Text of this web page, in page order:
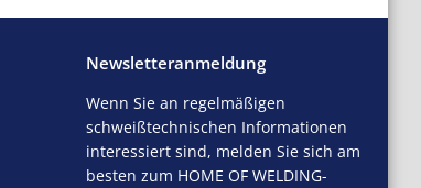
Newsletteranmeldung
Wenn Sie an regelmäßigen
schweißtechnischen Informationen
interessiert sind, melden Sie sich am
besten zum HOME OF WELDING-